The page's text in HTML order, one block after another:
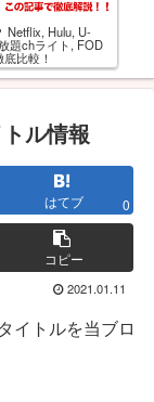
Netflix, Hulu, U-
題chライト, FOD
比較！
ル情報
はてブ 0
コピー
2021.01.11
イトルを当ブロ